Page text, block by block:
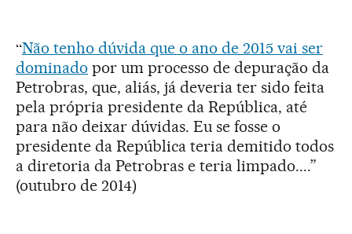
“Não tenho dúvida que o ano de 2015 vai ser
dominado por um processo de depuração da
Petrobras, que, aliás, já deveria ter sido feita
pela própria presidente da República, até
para não deixar dúvidas. Eu se fosse o
presidente da República teria demitido todos
a diretoria da Petrobras e teria limpado....”
(outubro de 2014)